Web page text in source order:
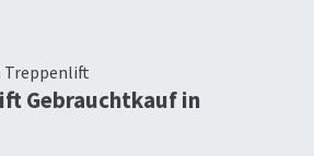
Treppenlift
Gebrauchtkauf in